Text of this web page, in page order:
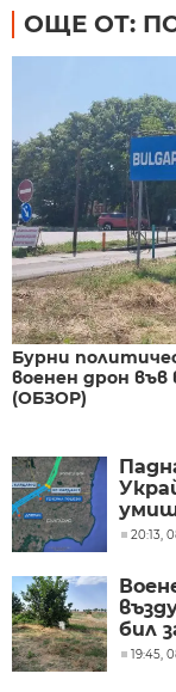
ОЩЕ ОТ:
Бурни
военен дрон
(ОБЗОР)
20:13,
бил
19:45,